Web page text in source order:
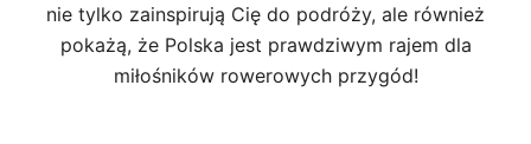
nie tylko zainspirują Cię do podróży, ale również
pokażą, że Polska jest prawdziwym rajem dla
miłośników rowerowych przygód!